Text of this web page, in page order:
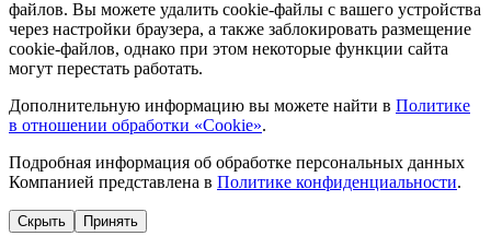
файлов. Вы можете удалить cookie-файлы с вашего устройства
через настройки браузера, а также заблокировать размещение
cookie-файлов, однако при этом некоторые функции сайта
могут перестать работать.
Дополнительную информацию вы можете найти в Политике
в отношении обработки «Cookie».
Подробная информация об обработке персональных данных
Компанией представлена в Политике конфиденциальности.
Скрыть Принять